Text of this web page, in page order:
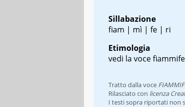
Sillabazione
fiam | mì | fe | ri
Etimologia
vedi la voce
Tratto dalla voce
Rilasciato con licenza
I testi sopra riportati non